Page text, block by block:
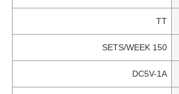
TT
150 SETS/WEEK
DC5V-1A